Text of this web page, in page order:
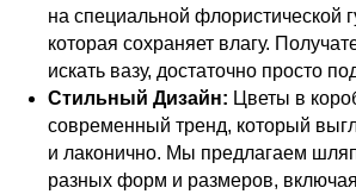
на специальной флористической
которая сохраняет влагу.
искать вазу, достаточно просто
Стильный Дизайн: Цветы в
современный тренд, который
и лаконично. Мы предлагаем
разных форм и размеров,